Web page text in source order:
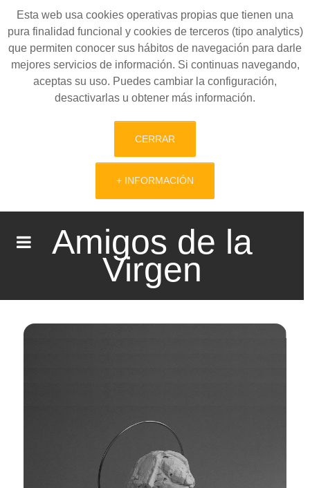
Esta web usa cookies operativas propias que tienen una
pura finalidad funcional y cookies de terceros (tipo analytics)
que permiten conocer sus hábitos de navegación para darle
mejores servicios de información. Si continuas navegando,
aceptas su uso. Puedes cambiar la configuración,
desactivarlas u obtener más información.
CERRAR
+ INFORMACIÓN
Amigos de la
Virgen